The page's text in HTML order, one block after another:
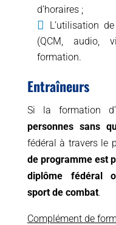
d’horaires ;
L’utilisation
(QCM, audio,
formation.
Entraîneurs
Si la formation
personnes sans
fédéral à travers le
de programme est
diplôme fédéral
sport de combat.
Complément de